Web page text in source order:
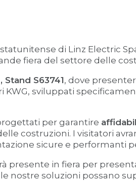
di Linz Electric
fiera del settore delle
Stand S63741, dove
KWG, sviluppati
per garantire
costruzioni. I visitatori
sicure e performanti
presente in fiera per
nostre soluzioni possano